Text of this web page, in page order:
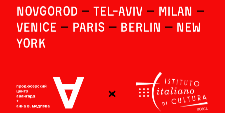
×
NOVGOROD — Tel-Aviv — Milan
VENICE — PariS — Berlin — New
York